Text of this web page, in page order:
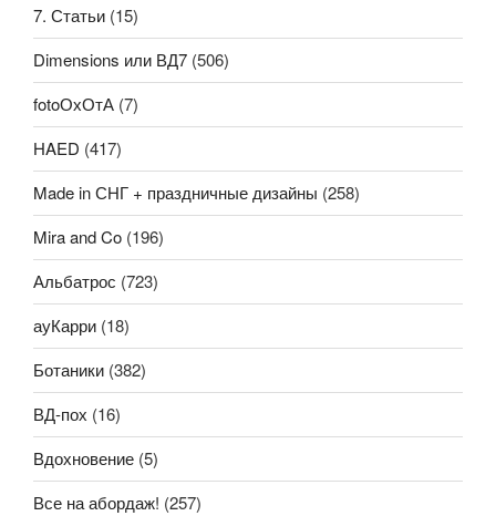
7. Статьи (15)
Dimensions или ВД7 (506)
fotoОхОтА (7)
HAED (417)
Made in СНГ + праздничные дизайны (258)
Mira and Co (196)
Альбатрос (723)
ауКарри (18)
Ботаники (382)
ВД-пох (16)
Вдохновение (5)
Все на абордаж! (257)